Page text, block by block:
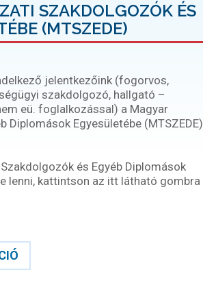
SZAKDOLGOZÓK ÉS
(MTSZEDE)
jelentkezőink (fogorvos,
szakdolgozó, hallgató –
eü. foglalkozással) a Magyar
Egyesületébe (MTSZEDE)
és Egyéb Diplomások
lenni, kattintson az itt látható gombra